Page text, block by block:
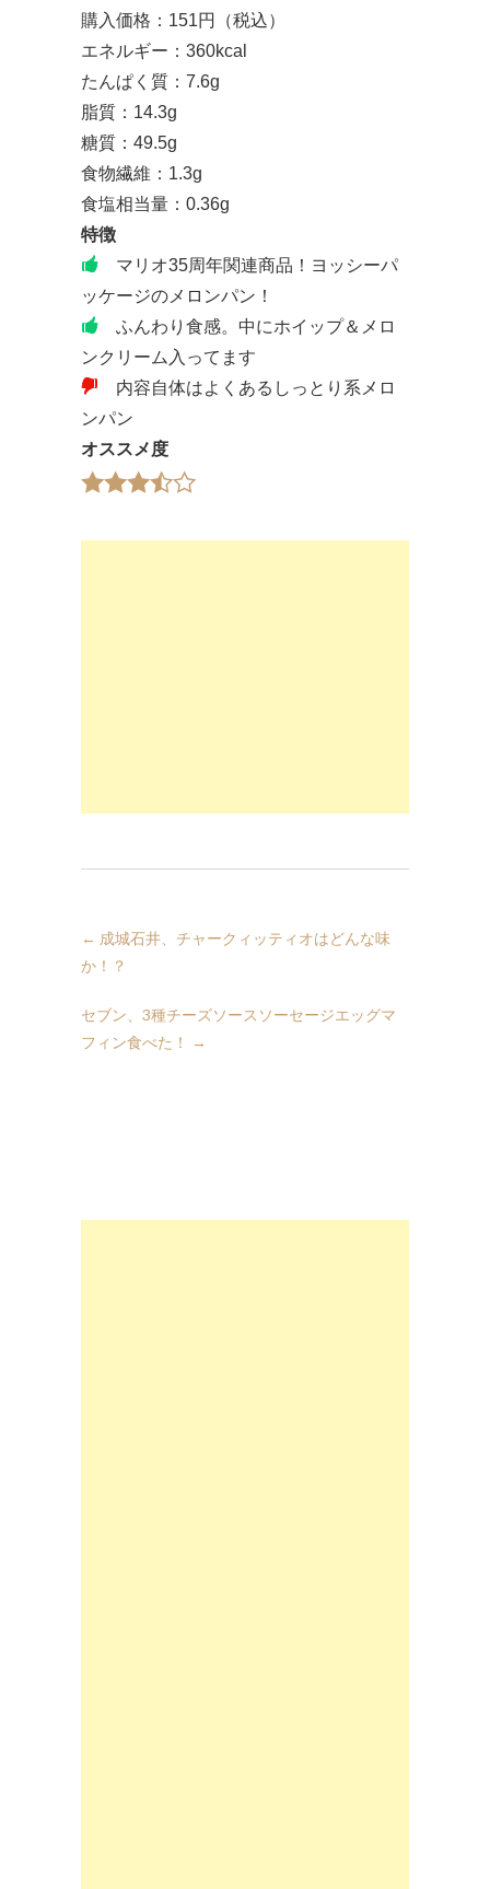
購入価格：151円（税込）
エネルギー：360kcal
たんぱく質：7.6g
脂質：14.3g
糖質：49.5g
食物繊維：1.3g
食塩相当量：0.36g
特徴
マリオ35周年関連商品！ヨッシーパ
ッケージのメロンパン！
ふんわり食感。中にホイップ＆メロ
ンクリーム入ってます
内容自体はよくあるしっとり系メロ
ンパン
オススメ度
← 成城石井、チャークィッティオはどんな味
か！？
セブン、3種チーズソースソーセージエッグマ
フィン食べた！
→